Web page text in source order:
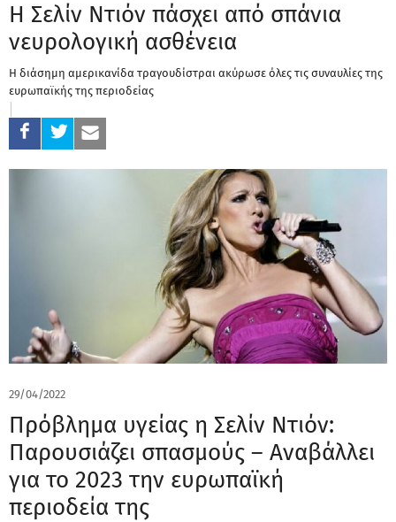
Η Σελίν Ντιόν πάσχει από σπάνια
νευρολογική ασθένεια
Η διάσημη αμερικανίδα τραγουδίστραι ακύρωσε όλες τις συναυλίες της
ευρωπαϊκής της περιοδείας
29/04/2022
Πρόβλημα υγείας η Σελίν Ντιόν:
Παρουσιάζει σπασμούς – Αναβάλλει
για το 2023 την ευρωπαϊκή
περιοδεία της